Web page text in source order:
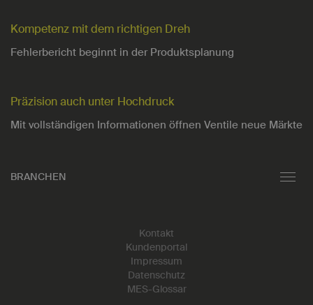
Kompetenz mit dem richtigen Dreh
Fehlerbericht beginnt in der Produktsplanung
Präzision auch unter Hochdruck
Mit vollständigen Informationen öffnen Ventile neue Märkte
BRANCHEN
Kontakt
Kundenportal
Impressum
Datenschutz
MES-Glossar